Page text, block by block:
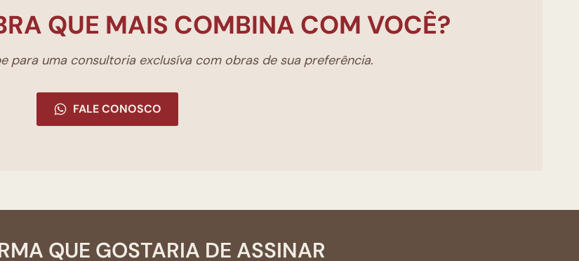
QUE MAIS COMBINA COM VOCÊ?
para uma consultoria exclusíva com obras de sua preferência.
FALE CONOSCO
QUE GOSTARIA DE ASSINAR